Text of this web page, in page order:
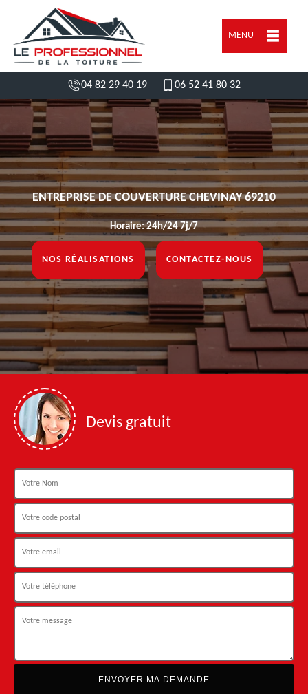
MENU
04 82 29 40 19 06 52 41 80 32
ENTREPRISE DE COUVERTURE CHEVINAY 69210
Horaire: 24h/24 7j/7
NOS RÉALISATIONS CONTACTEZ-NOUS
Devis gratuit